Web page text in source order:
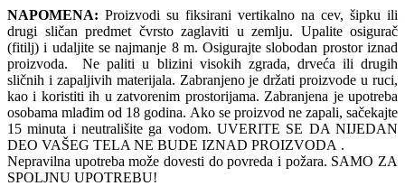
NAPOMENA: Proizvodi su fiksirani vertikalno na cev, šipku ili
drugi sličan predmet čvrsto zaglaviti u zemlju. Upalite osigurač
(fitilj) i udaljite se najmanje 8 m. Osigurajte slobodan prostor iznad
proizvoda. Ne paliti u blizini visokih zgrada, drveća ili drugih
sličnih i zapaljivih materijala. Zabranjeno je držati proizvode u ruci,
kao i koristiti ih u zatvorenim prostorijama. Zabranjena je upotreba
osobama mlađim od 18 godina. Ako se proizvod ne zapali, sačekajte
15 minuta i neutrališite ga vodom. UVERITE SE DA NIJEDAN
DEO VAŠEG TELA NE BUDE IZNAD PROIZVODA .
Nepravilna upotreba može dovesti do povreda i požara. SAMO ZA
SPOLJNU UPOTREBU!